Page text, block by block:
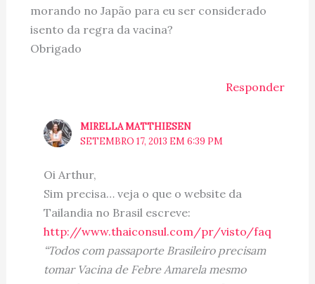
morando no Japão para eu ser considerado
isento da regra da vacina?
Obrigado
Responder
MIRELLA MATTHIESEN
SETEMBRO 17, 2013 EM 6:39 PM
Oi Arthur,
Sim precisa… veja o que o website da
Tailandia no Brasil escreve:
http://www.thaiconsul.com/pr/visto/faq
“Todos com passaporte Brasileiro precisam
tomar Vacina de Febre Amarela mesmo